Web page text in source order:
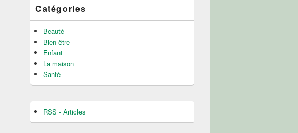
Catégories
Beauté
Bien-être
Enfant
La maison
Santé
RSS - Articles